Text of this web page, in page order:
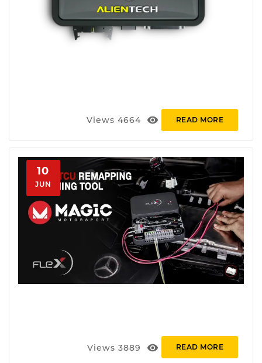
READ MORE
visibility
4664
10
JUN
READ MORE
visibility